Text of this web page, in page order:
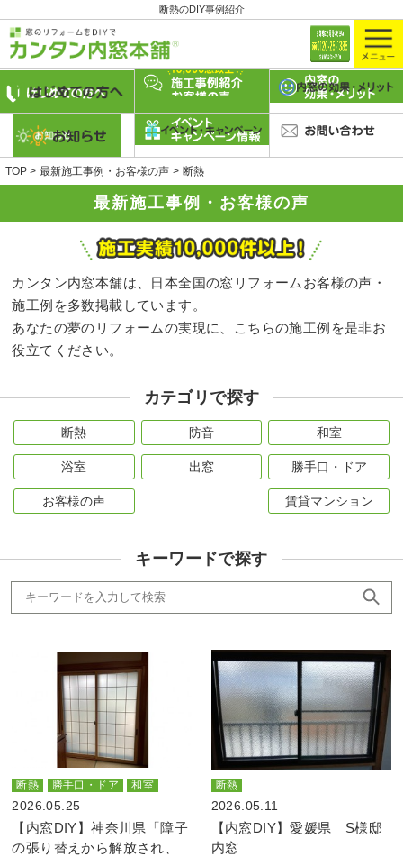
断熱のDIY事例紹介
最新施工事例・お客様の声
TOP 最新施工事例・お客様の声 断熱
カンタン内窓本舗は、日本全国の窓リフォームお客様の声・
施工例を多数掲載しています。
あなたの夢のリフォームの実現に、こちらの施工例を是非お
役立てください。
カテゴリで探す
断熱 防音 和室
浴室 出窓 勝手口・ドア
お客様の声 賃貸マンション
キーワードで探す
断熱 勝手口・ドア 和室
2026.05.25
【内窓DIY】神奈川県「障子
の張り替えから解放され、
断熱
2026.05.11
【内窓DIY】愛媛県 S様邸
内窓